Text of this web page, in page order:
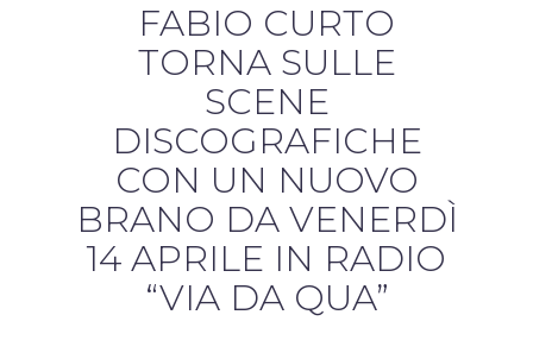
FABIO CURTO
TORNA SULLE
SCENE
DISCOGRAFICHE
CON UN NUOVO
BRANO DA VENERDÌ
14 APRILE IN RADIO
“VIA DA QUA”